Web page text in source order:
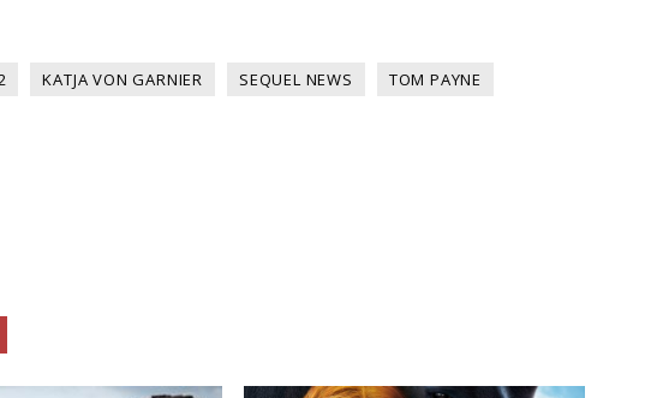
KATJA VON GARNIER SEQUEL NEWS TOM PAYNE